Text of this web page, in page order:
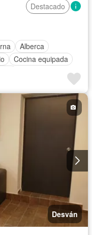
Destacado
Alberca
Cocina equipada
televisión
Calefacción
Desván